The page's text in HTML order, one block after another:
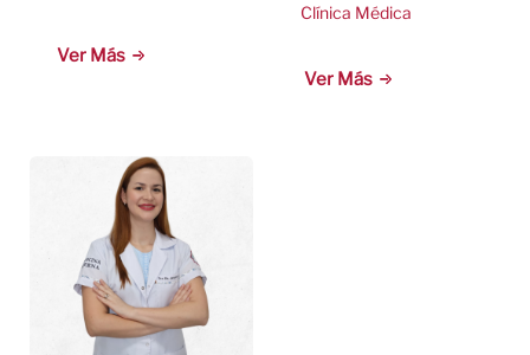
Ver Más
Clínica Médica
Ver Más